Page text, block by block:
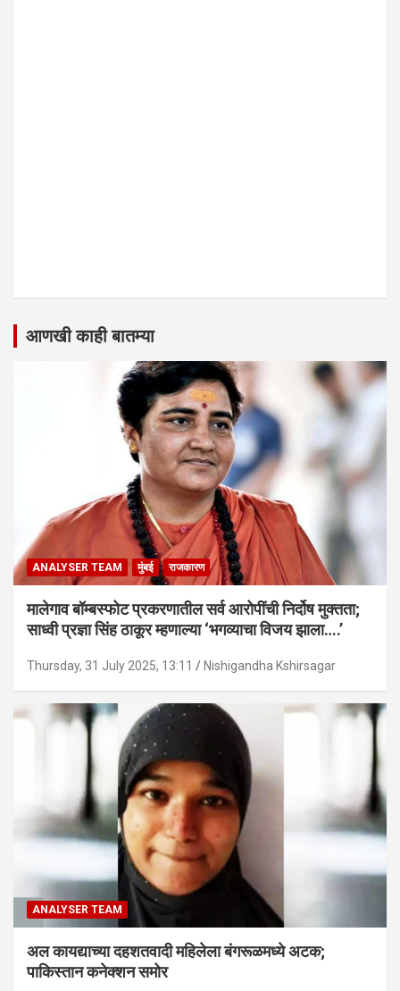
आणखी काही बातम्या
ANALYSER TEAM मुंबई राजकारण
मालेगाव बॉम्बस्फोट प्रकरणातील सर्व आरोपींची निर्दोष मुक्तता;
साध्वी प्रज्ञा सिंह ठाकूर म्हणाल्या ‘भगव्याचा विजय झाला….’
Thursday, 31 July 2025, 13:11 Nishigandha Kshirsagar
ANALYSER TEAM
अल कायद्याच्या दहशतवादी महिलेला बंगरूळमध्ये अटक;
पाकिस्तान कनेक्शन समोर